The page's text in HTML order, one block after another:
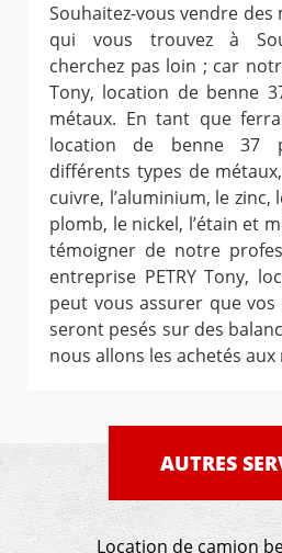
Souhaitez-vous vendre des
qui vous trouvez à
cherchez pas loin ; car
Tony, location de benne
métaux. En tant que
location de benne 37
différents types de
cuivre, l’aluminium, le
plomb, le nickel, l’étain et
témoigner de notre
entreprise PETRY Tony,
peut vous assurer que vos
seront pesés sur des
nous allons les achetés
AUTRES
Location de camion